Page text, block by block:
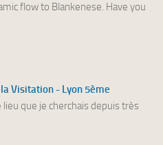
flow to Blankenese. Have you
la Visitation - Lyon 5ème
que je cherchais depuis très